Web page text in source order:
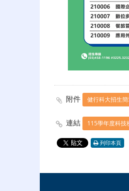
附件 健行科大招生
連結 115學年度科技
列印本頁